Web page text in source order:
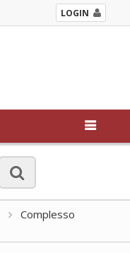
LOGIN
Complesso